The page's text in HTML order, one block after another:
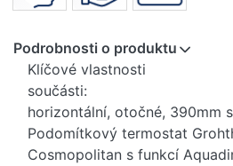
Podrobnosti o produktu
Klíčové vlastnosti
součásti:
horizontální, otočné, 390mm
Podomítkový termostat
Cosmopolitan s funkcí